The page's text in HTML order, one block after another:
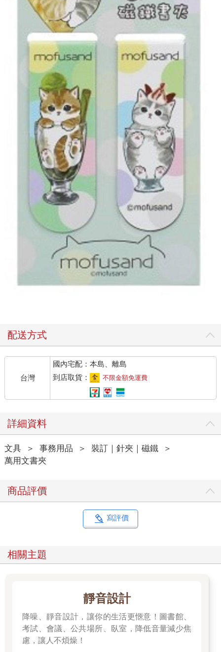
配送方式
台灣
國內宅配：本島、離島
到店取貨：
不限金額免運費
詳細資料
文具 ＞ 事務用品 ＞ 裝訂｜針夾｜磁鐵
＞
萬用文書夾
商品評價
寫評價
相關主題
靜音設計
降噪、靜音設計，讓你的生活更愜意！圖書館、
考試、會議、公共場所、臥室，降低音量減少焦
慮，讓人不煩燥！